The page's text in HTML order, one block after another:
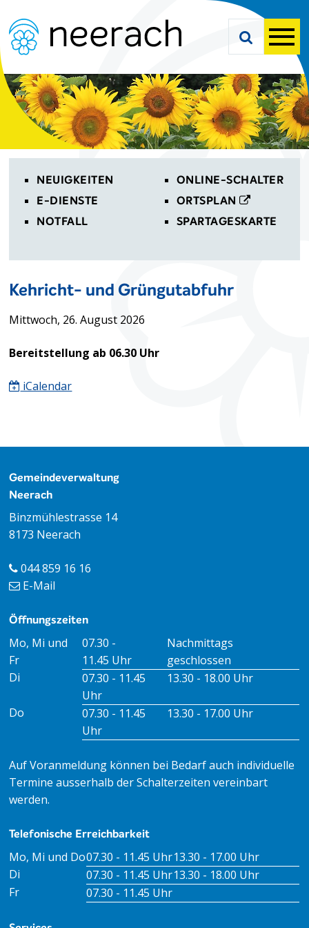
Suche
Toplinks
NEUIGKEITEN
E-DIENSTE
NOTFALL
ONLINE-SCHALTER
ORTSPLAN
SPARTAGESKARTE
Kehricht- und Grüngutabfuhr
Mittwoch, 26. August 2026
Bereitstellung ab 06.30 Uhr
iCalendar
Footer
Gemeindeverwaltung
Neerach
Binzmühlestrasse 14
8173 Neerach
044 859 16 16
E-Mail
Öffnungszeiten
Öffnungszeiten Vormittag Öffnungszeiten
Mo, Mi und
Fr
07.30 -
11.45 Uhr
Nachmittags
geschlossen
Di
07.30 - 11.45
Uhr
13.30 - 18.00 Uhr
Do
07.30 - 11.45
Uhr
13.30 - 17.00 Uhr
Auf Voranmeldung können bei Bedarf auch individuelle
Termine ausserhalb der Schalterzeiten vereinbart
werden.
Telefonische Erreichbarkeit
Tag Öffnungszeiten VormittagÖffnungszeiten
Mo, Mi und Do07.30 - 11.45 Uhr13.30 - 17.00 Uhr
Di
07.30 - 11.45 Uhr13.30 - 18.00 Uhr
Fr
07.30 - 11.45 Uhr